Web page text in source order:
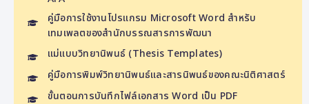
คู่มือการใช้งานโปรแกรม Microsoft Word สำหรับ
เทมเพลตของสำนักบรรณสารการพัฒนา
แม่แบบวิทยานิพนธ์ (Thesis Templates)
คู่มือการพิมพ์วิทยานิพนธ์และสารนิพนธ์ของคณะนิติศาสตร์
ขั้นตอนการบันทึกไฟล์เอกสาร Word เป็น PDF